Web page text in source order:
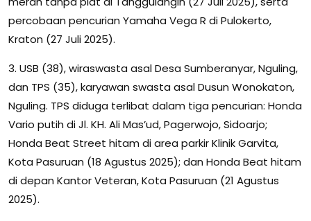
percobaan pencurian Yamaha Vega R di Pulokerto,
Kraton (27 Juli 2025).
3. USB (38), wiraswasta asal Desa Sumberanyar, Nguling,
dan TPS (35), karyawan swasta asal Dusun Wonokaton,
Nguling. TPS diduga terlibat dalam tiga pencurian: Honda
Vario putih di Jl. KH. Ali Mas’ud, Pagerwojo, Sidoarjo;
Honda Beat Street hitam di area parkir Klinik Garvita,
Kota Pasuruan (18 Agustus 2025); dan Honda Beat hitam
di depan Kantor Veteran, Kota Pasuruan (21 Agustus
2025).